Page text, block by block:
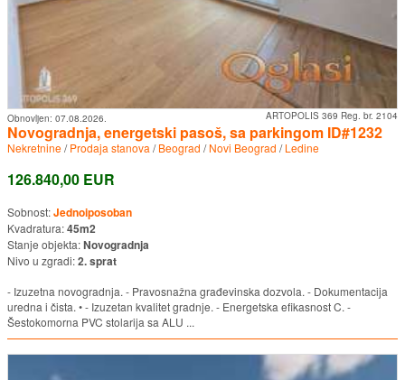
ARTOPOLIS 369 Reg. br. 2104
Obnovljen: 07.08.2026.
Novogradnja, energetski pasoš, sa parkingom ID#1232
Nekretnine/Prodaja stanova /Beograd /Novi Beograd /Ledine
126.840,00 EUR
Sobnost:Jednoiposoban
Kvadratura:45m2
Stanje objekta:Novogradnja
Nivo u zgradi:2. sprat
- Izuzetna novogradnja. - Pravosnažna građevinska dozvola. - Dokumentacija
uredna i čista. • - Izuzetan kvalitet gradnje. - Energetska efikasnost C. -
Šestokomorna PVC stolarija sa ALU ...